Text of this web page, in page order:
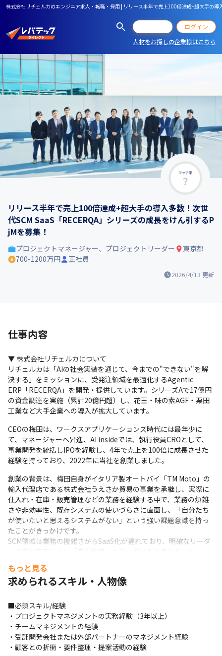
株式会社リチェルカのエンジニア求人・転職・採用 | リリース半年で売上100倍達成+超大手の
ログイン
人材をお探しの企業様はこちら
マッチ率
リリース半年で売上100倍達成+超大手の導入多数！次世
代SCM SaaS「RECERQA」シリーズの成長をけん引するP
jMを募集！
2026/4/13 更新
プロジェクトマネージャー、プロジェクトリーダー
東京都
700-1200万円
正社員
仕事内容
▼ 株式会社リチェルカについて
リチェルカは「AIの社会実装を通じて、今までの"できない"を解
決する」をミッションに、受発注領域を最適化するAgentic
ERP「RECERQA」を開発・提供しています。シリーズAで17億円
の資金調達を実施（累計20億円超）し、花王・味の素AGF・栗田
工業など大手企業への導入が拡大しています。
CEOの梅田は、ワークスアプリケーションズ時代には最年少に
て、マネージャーへ昇進、AI insideでは、執行役員CROとして、
事業開発を統括しIPOを経験し、4年で売上を100倍に成長させた
経験を持っており、2022年に当社を創業しました。
創業の背景は、梅田自身がイタリア製オートバイ「TM Moto」の
輸入代理店である株式会社うえさか貿易の事業を承継し、実際に
仕入れ・在庫・販売管理などの業務を経験する中で、業務の煩雑
さや非効率性、既存システムの使いづらさに直面し、「自分たち
が使いたいと思えるシステムがない」という強い課題意識を持っ
たことがきっかけです。
SCM領域は業務の複雑さからSaaS化が遅れており、明確なリーダ
そ大きなチャンスがあると考え、SCM領域に挑戦しています。
・『RECERQA』
-  仕入・在庫・販売管理といったサプライチェーン領域において、
専門的な業務知識を持たずとも、迷うことなく業務を遂行するこ
とができるサービスです。
・『RECERQA Scan』
もっと見る
求められるスキル・人物像
■必須スキル/経験
・プロジェクトマネジメントの実務経験（3年以上）
・チームマネジメントの経験
・受託開発会社または外部パートナーのマネジメント経験
・顧客との折衝・要件整理・提案活動の経験